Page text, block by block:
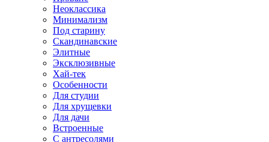
Неоклассика
Минимализм
Под старину
Скандинавские
Элитные
Эксклюзивные
Хай-тек
Особенности
Для студии
Для хрущевки
Для дачи
Встроенные
С антресолями